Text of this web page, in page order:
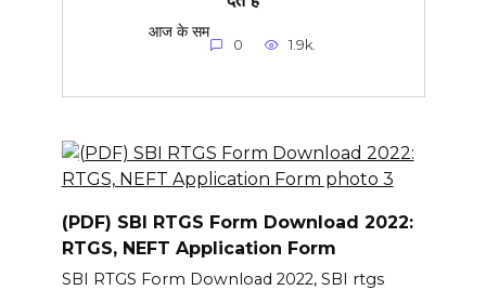
आज के सम
0 1.9k.
(PDF) SBI RTGS Form Download 2022:
RTGS, NEFT Application Form
SBI RTGS Form Download 2022, SBI rtgs